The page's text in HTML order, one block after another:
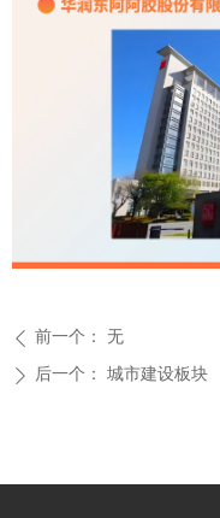
ꄴ 前一个： 无
ꄲ 后一个： 城市建设板块